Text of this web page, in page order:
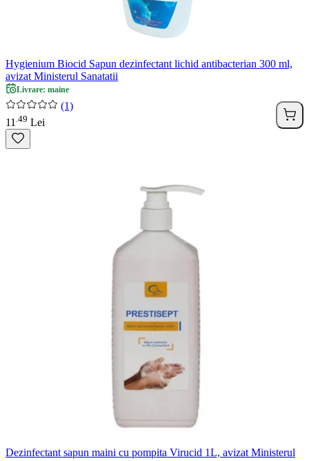
Hygienium Biocid Sapun dezinfectant lichid antibacterian 300 ml,
avizat Ministerul Sanatatii
Livrare: maine
(1)
11 49 Lei
Dezinfectant sapun maini cu pompita Virucid 1L, avizat Ministerul